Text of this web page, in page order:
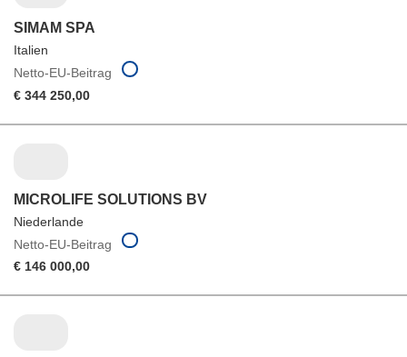
SIMAM SPA
Italien
Netto-EU-Beitrag
€ 344 250,00
MICROLIFE SOLUTIONS BV
Niederlande
Netto-EU-Beitrag
€ 146 000,00